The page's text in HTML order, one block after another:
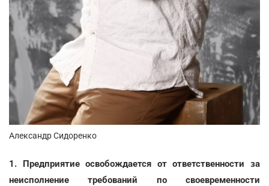
Александр Сидоренко
1. Предприятие освобождается от ответственности за
неисполнение требований по своевременности